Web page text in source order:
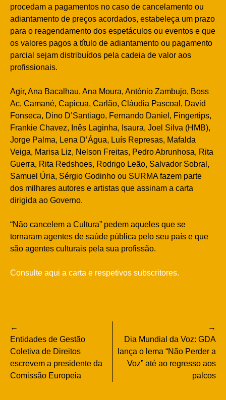
procedam a pagamentos no caso de cancelamento ou
adiantamento de preços acordados, estabeleça um prazo
para o reagendamento dos espetáculos ou eventos e que
os valores pagos a título de adiantamento ou pagamento
parcial sejam distribuídos pela cadeia de valor aos
profissionais.
Agir, Ana Bacalhau, Ana Moura, António Zambujo, Boss
Ac, Camané, Capicua, Carlão, Cláudia Pascoal, David
Fonseca, Dino D’Santiago, Fernando Daniel, Fingertips,
Frankie Chavez, Inês Laginha, Isaura, Joel Silva (HMB),
Jorge Palma, Lena D’Água, Luís Represas, Mafalda
Veiga, Marisa Liz, Nelson Freitas, Pedro Abrunhosa, Rita
Guerra, Rita Redshoes, Rodrigo Leão, Salvador Sobral,
Samuel Úria, Sérgio Godinho ou SURMA fazem parte
dos milhares autores e artistas que assinam a carta
dirigida ao Governo.
“Não cancelem a Cultura” pedem aqueles que se
tornaram agentes de saúde pública pelo seu país e que
são agentes culturais pela sua profissão.
Consulte aqui a carta e respetivos subscritores.
Navegação
de
artigos
Entidades de Gestão
Coletiva de Direitos
escrevem a presidente da
Comissão Europeia
Dia Mundial da Voz: GDA
lança o lema “Não Perder a
Voz” até ao regresso aos
palcos